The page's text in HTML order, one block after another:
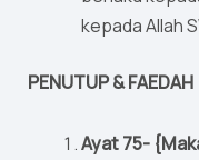
kepada Allah
PENUTUP & FAEDAH
Ayat 75-